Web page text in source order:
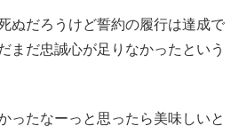
ぬだろうけど誓約の履行は達成で
まだ忠誠心が足りなかったという
ったなーっと思ったら美味しいと